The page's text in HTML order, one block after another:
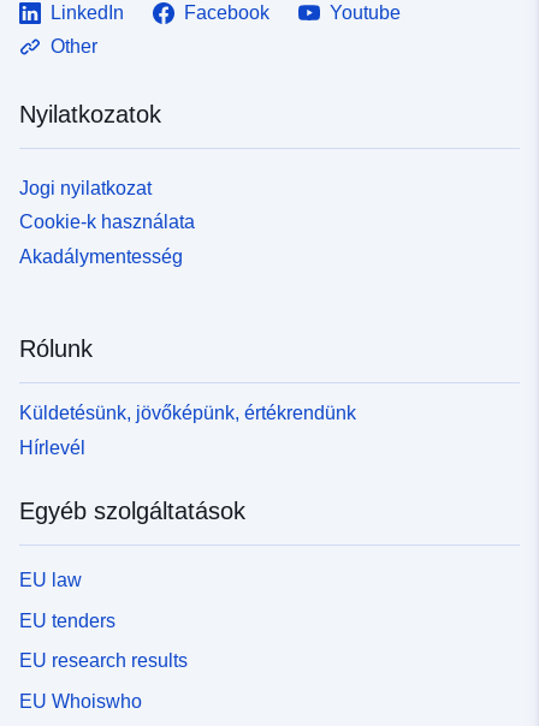
LinkedIn Facebook
Youtube
Other
Nyilatkozatok
Jogi nyilatkozat
Cookie-k használata
Akadálymentesség
Rólunk
Küldetésünk, jövőképünk, értékrendünk
Hírlevél
Egyéb szolgáltatások
EU law
EU tenders
EU research results
EU Whoiswho